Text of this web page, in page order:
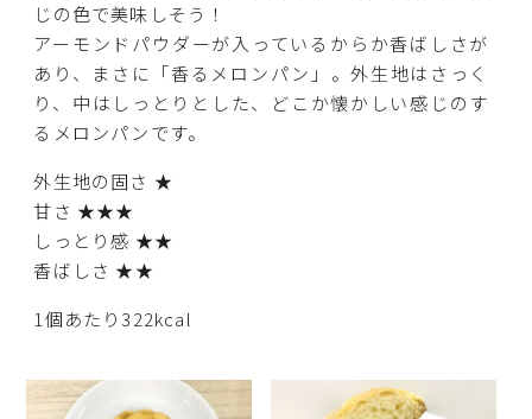
じの色で美味しそう！
アーモンドパウダーが入っているからか香ばしさが
あり、まさに「香るメロンパン」。外生地はさっく
り、中はしっとりとした、どこか懐かしい感じのす
るメロンパンです。
外生地の固さ ★
甘さ ★★★
しっとり感 ★★
香ばしさ ★★
1個あたり322kcal